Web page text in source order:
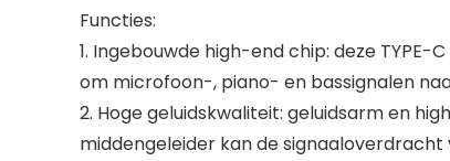
Functies:
1. Ingebouwde high-end chip: deze
om microfoon-, piano- en bassignalen
2. Hoge geluidskwaliteit: geluidsarm en
middengeleider kan de